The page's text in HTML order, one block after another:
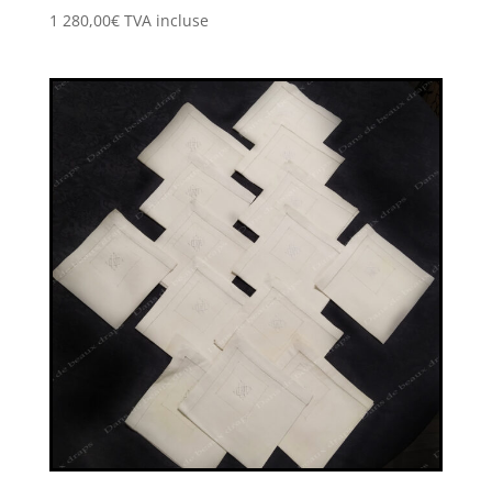
1 280,00€ TVA incluse